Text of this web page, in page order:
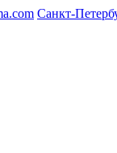
Санкт-